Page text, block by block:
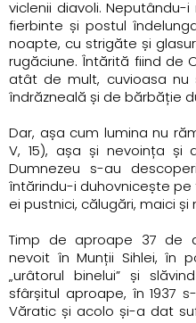
viclenii diavoli.
fierbinte și postul
noapte, cu strigăte și
rugăciune. Întărită fiind de
atât de mult, cuvioasa
îndrăzneală și de bărbăție
Dar, așa cum lumina nu
V, 15), așa și nevoința
Dumnezeu s-au
întărindu-i duhovnicește
ei pustnici, călugări, maici și
Timp de aproape 37 de
nevoit în Munții Sihlei, în
„urâtorul binelui” și
sfârșitul aproape, în 1937
Văratic și acolo și-a dat